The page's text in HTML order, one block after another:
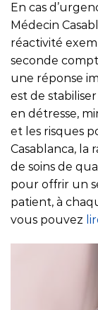
En cas
Médecin
réactivité
seconde
une réponse
est de
en détresse,
et les risques
Casablanca, la
de soins de
pour offrir un
patient, à
vous pouvez